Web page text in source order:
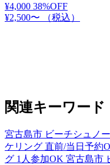
¥4,000 38%OFF
¥2,500〜
（税込）
関連キーワード
宮古島市 ビーチシュノ
ケリング 直前/当日予約
グ 1人参加OK 宮古島市